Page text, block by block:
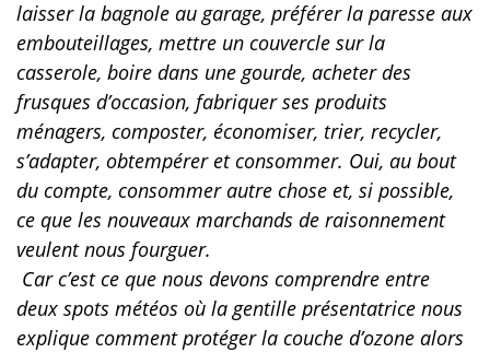
laisser la bagnole au garage, préférer la paresse aux
embouteillages, mettre un couvercle sur la
casserole, boire dans une gourde, acheter des
frusques d’occasion, fabriquer ses produits
ménagers, composter, économiser, trier, recycler,
s’adapter, obtempérer et consommer. Oui, au bout
du compte, consommer autre chose et, si possible,
ce que les nouveaux marchands de raisonnement
veulent nous fourguer.
Car c’est ce que nous devons comprendre entre
deux spots météos où la gentille présentatrice nous
explique comment protéger la couche d’ozone alors